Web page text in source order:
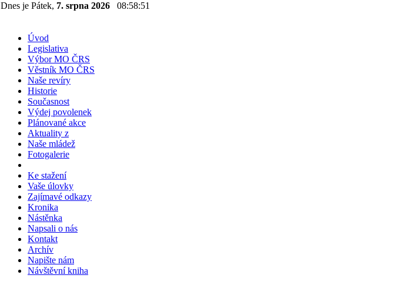
Dnes je Pátek, 7. srpna 2026 08:58:52
Úvod
Legislativa
Výbor MO ČRS
Věstník MO ČRS
Naše revíry
Historie
Současnost
Výdej povolenek
Plánované akce
Aktuality z
Naše mládež
Fotogalerie
Ke stažení
Vaše úlovky
Zajímavé odkazy
Kronika
Nástěnka
Napsali o nás
Kontakt
Archív
Napište nám
Návštěvní kniha